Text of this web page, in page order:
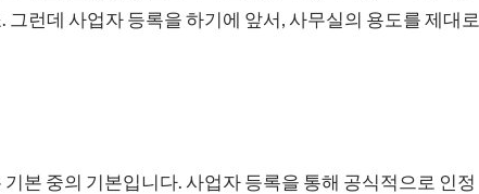
런데 사업자 등록을 하기에 앞서, 사무실의 용도를 제대로
본 중의 기본입니다. 사업자 등록을 통해 공식적으로 인정